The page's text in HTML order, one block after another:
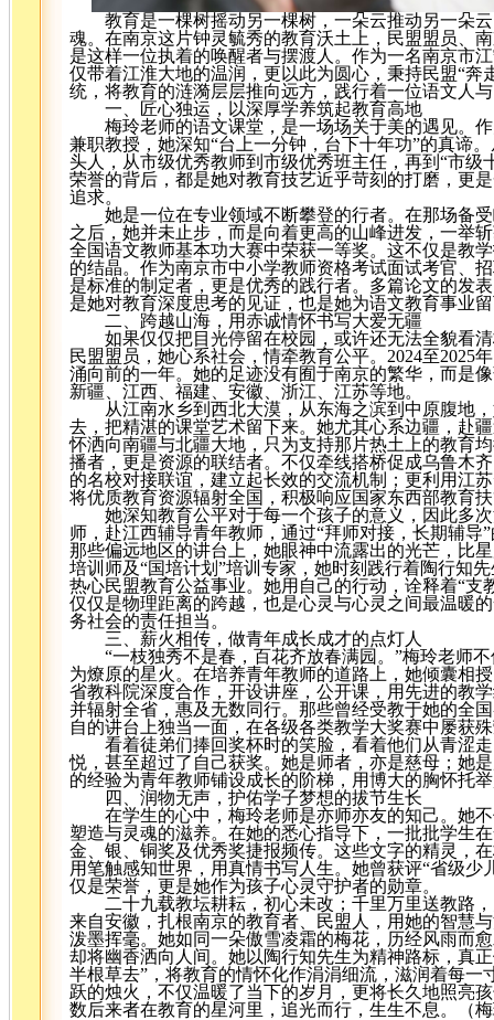
教育是一棵树摇动另一棵树，一朵云推动另一朵云
魂。在南京这片钟灵毓秀的教育沃土上，民盟盟员、
是这样一位执着的唤醒者与摆渡人。作为一名南京市
仅带着江淮大地的温润，更以此为圆心，秉持民盟“奔
统，将教育的涟漪层层推向远方，践行着一位语文人
一、匠心独运，以深厚学养筑起教育高地
梅玲老师的语文课堂，是一场场关于美的遇见。作
兼职教授，她深知“台上一分钟，台下十年功”的真谛
头人，从市级优秀教师到市级优秀班主任，再到“市级
荣誉的背后，都是她对教育技艺近乎苛刻的打磨，更
追求。
她是一位在专业领域不断攀登的行者。在那场备受
之后，她并未止步，而是向着更高的山峰进发，一举
全国语文教师基本功大赛中荣获一等奖。这不仅是教
的结晶。作为南京市中小学教师资格考试面试考官、
是标准的制定者，更是优秀的践行者。多篇论文的发
是她对教育深度思考的见证，也是她为语文教育事业
二、跨越山海，用赤诚情怀书写大爱无疆
如果仅仅把目光停留在校园，或许还无法全貌看清
民盟盟员，她心系社会，情牵教育公平。2024至2025
涌向前的一年。她的足迹没有囿于南京的繁华，而是
新疆、江西、福建、安徽、浙江、江苏等地。
从江南水乡到西北大漠，从东海之滨到中原腹地，
去，把精湛的课堂艺术留下来。她尤其心系边疆，赴
怀洒向南疆与北疆大地，只为支持那片热土上的教育
播者，更是资源的联结者。不仅牵线搭桥促成乌鲁木
的名校对接联谊，建立起长效的交流机制；更利用江
将优质教育资源辐射全国，积极响应国家东西部教育
她深知教育公平对于每一个孩子的意义，因此多次
师，赴江西辅导青年教师，通过“拜师对接，长期辅导
那些偏远地区的讲台上，她眼神中流露出的光芒，比
培训师及“国培计划”培训专家，她时刻践行着陶行知
热心民盟教育公益事业。她用自己的行动，诠释着“支
仅仅是物理距离的跨越，也是心灵与心灵之间最温暖
务社会的责任担当。
三、薪火相传，做青年成长成才的点灯人
“一枝独秀不是春，百花齐放春满园。”梅玲老师不
为燎原的星火。在培养青年教师的道路上，她倾囊相
省教科院深度合作，开设讲座，公开课，用先进的教
并辐射全省，惠及无数同行。那些曾经受教于她的全
自的讲台上独当一面，在各级各类教学大奖赛中屡获
看着徒弟们捧回奖杯时的笑脸，看着他们从青涩走
悦，甚至超过了自己获奖。她是师者，亦是慈母；她
的经验为青年教师铺设成长的阶梯，用博大的胸怀托
四、润物无声，护佑学子梦想的拔节生长
在学生的心中，梅玲老师是亦师亦友的知己。她不
塑造与灵魂的滋养。在她的悉心指导下，一批批学生
金、银、铜奖及优秀奖捷报频传。这些文字的精灵，
用笔触感知世界，用真情书写人生。她曾获评“省级少
仅是荣誉，更是她作为孩子心灵守护者的勋章。
二十九载教坛耕耘，初心未改；千里万里送教路，
来自安徽，扎根南京的教育者、民盟人，用她的智慧
泼墨挥毫。她如同一朵傲雪凌霜的梅花，历经风雨而
却将幽香洒向人间。她以陶行知先生为精神路标，真
半根草去”，将教育的情怀化作涓涓细流，滋润着每一
跃的烛火，不仅温暖了当下的岁月，更将长久地照亮
数后来者在教育的星河里，追光而行，生生不息。（